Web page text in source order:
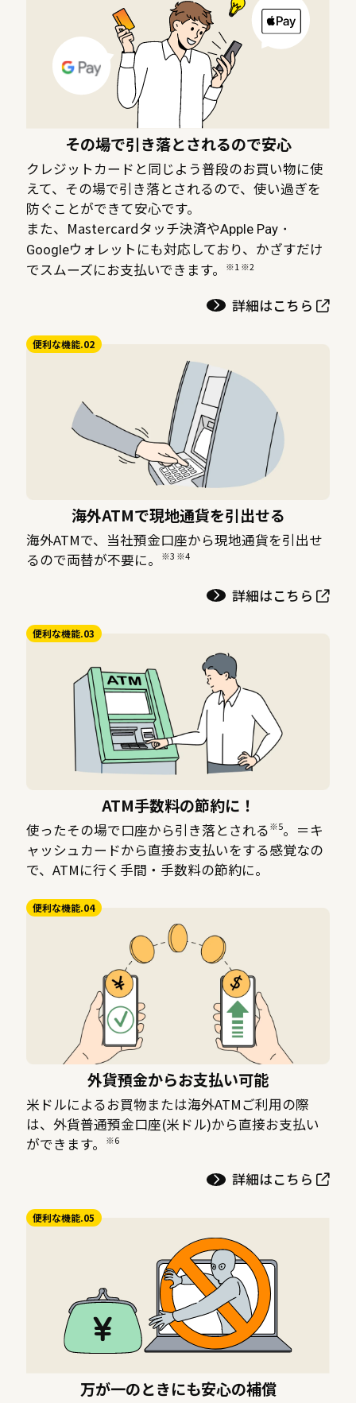
その場で引き落とされるので安心
クレジットカードと同じよう普段のお買い物に使
えて、その場で引き落とされるので、使い過ぎを
防ぐことができて安心です。
また、Mastercardタッチ決済やApple Pay・
Googleウォレットにも対応しており、かざすだけ
でスムーズにお支払いできます。
※1 ※2
詳細はこちら
便利な機能.02
海外ATMで現地通貨を引出せる
海外ATMで、当社預金口座から現地通貨を引出せ
るので両替が不要に。
※3 ※4
詳細はこちら
便利な機能.03
ATM手数料の節約に！
使ったその場で口座から引き落とされる※5。＝キ
ャッシュカードから直接お支払いをする感覚なの
で、ATMに行く手間・手数料の節約に。
便利な機能.04
外貨預金からお支払い可能
米ドルによるお買物または海外ATMご利用の際
は、外貨普通預金口座(米ドル)から直接お支払い
ができます。
※6
詳細はこちら
便利な機能.05
万が一のときにも安心の補償